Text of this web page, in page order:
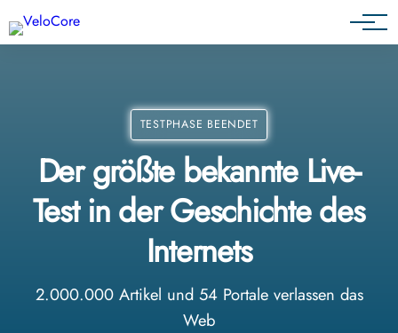
Agenturen & Webdesigner
TESTPHASE BEENDET
Der größte bekannte Live-
Test in der Geschichte des
Internets
2.000.000 Artikel und 54 Portale verlassen das
Web